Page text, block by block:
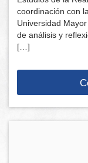
coordinación con
Universidad
de análisis y
[…]